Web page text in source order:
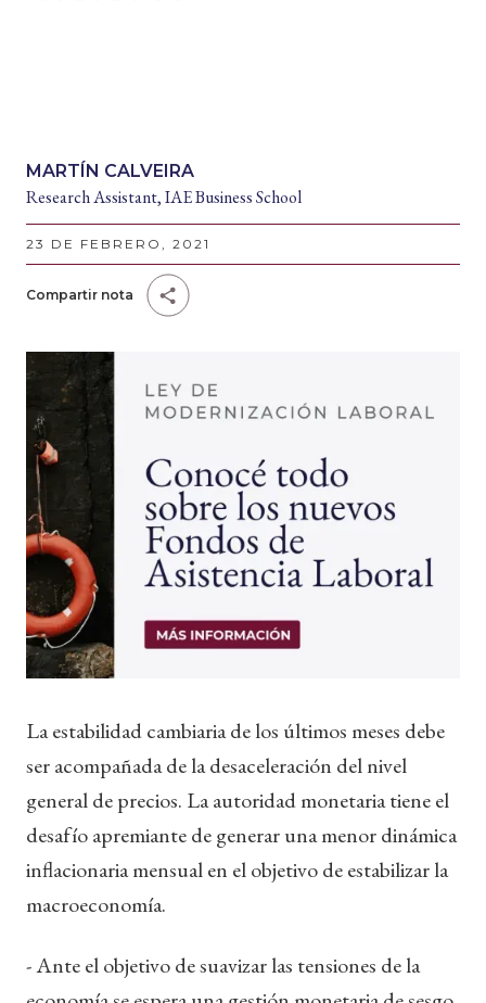
MARTÍN CALVEIRA
Research Assistant, IAE Business School
23 DE FEBRERO, 2021
Compartir nota
La estabilidad cambiaria de los últimos meses debe
ser acompañada de la desaceleración del nivel
general de precios. La autoridad monetaria tiene el
desafío apremiante de generar una menor dinámica
inflacionaria mensual en el objetivo de estabilizar la
macroeconomía.
- Ante el objetivo de suavizar las tensiones de la